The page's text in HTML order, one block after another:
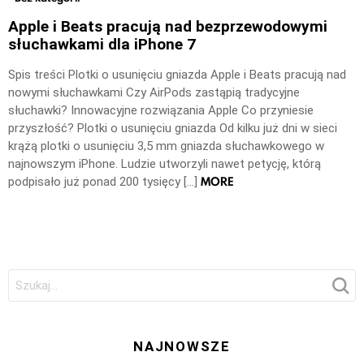
Apple i Beats pracują nad bezprzewodowymi
słuchawkami dla iPhone 7
Spis treści Plotki o usunięciu gniazda Apple i Beats pracują nad
nowymi słuchawkami Czy AirPods zastąpią tradycyjne
słuchawki? Innowacyjne rozwiązania Apple Co przyniesie
przyszłość? Plotki o usunięciu gniazda Od kilku już dni w sieci
krążą plotki o usunięciu 3,5 mm gniazda słuchawkowego w
najnowszym iPhone. Ludzie utworzyli nawet petycję, którą
podpisało już ponad 200 tysięcy […] MORE
Szukaj:
NAJNOWSZE